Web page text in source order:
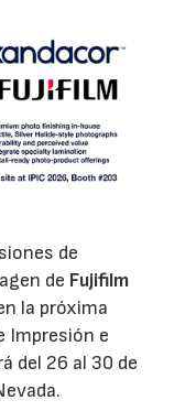
de
de Fujifilm
la próxima
Impresión e
del 26 al 30 de